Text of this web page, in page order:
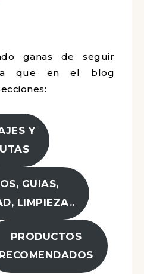
ganas de seguir
que en el blog
Y
GUIAS,
LIMPIEZA..
PRODUCTOS
RECOMENDADOS